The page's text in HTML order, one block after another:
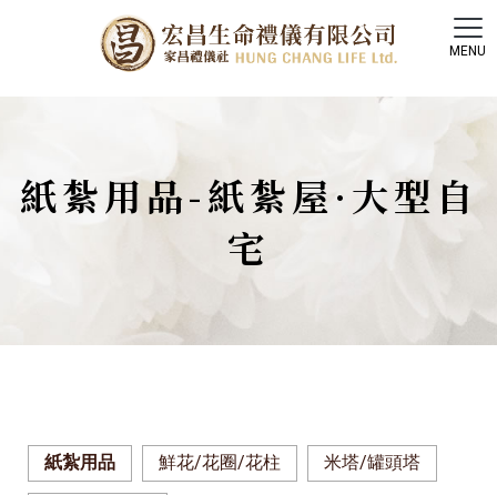
紙紮用品-紙紮屋·大型自
宅
紙紮用品 鮮花/花圈/花柱 米塔/罐頭塔